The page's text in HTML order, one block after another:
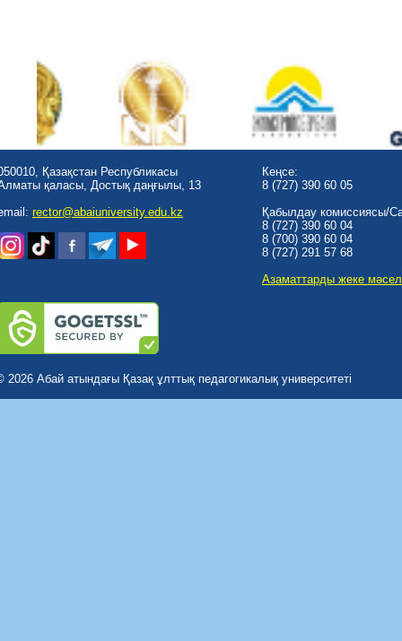
Қазақстан Республикасы
қаласы, Достық даңғылы, 13
rector@abaiuniversity.edu.kz
Кеңсе:
8 (727) 390 60 05
Қабылдау комиссиясы/
8 (727) 390 60 04
8 (700) 390 60 04
8 (727) 291 57 68
Азаматтарды жеке
2026 Абай атындағы Қазақ ұлттық педагогикалық университеті